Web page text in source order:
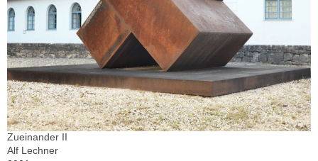
Zueinander II
Alf Lechner